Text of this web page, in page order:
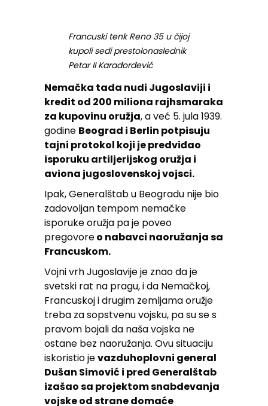
Francuski tenk Reno 35 u čijoj
kupoli sedi prestolonaslednik
Petar II Karađorđević
Nemačka tada nudi Jugoslaviji i
kredit od 200 miliona rajhsmaraka
za kupovinu oružja, a već 5. jula 1939.
godine Beograd i Berlin potpisuju
tajni protokol koji je predviđao
isporuku artiljerijskog oružja i
aviona jugoslovenskoj vojsci.
Ipak, Generalštab u Beogradu nije bio
zadovoljan tempom nemačke
isporuke oružja pa je poveo
pregovoreo nabavci naoružanja sa
Francuskom.
Vojni vrh Jugoslavije je znao da je
svetski rat na pragu, i da Nemačkoj,
Francuskoj i drugim zemljama oružje
treba za sopstvenu vojsku, pa su se s
pravom bojali da naša vojska ne
ostane bez naoružanja. Ovu situaciju
iskoristio jevazduhoplovni general
Dušan Simović i pred Generalštab
izašao sa projektom snabdevanja
vojske od strane domaće